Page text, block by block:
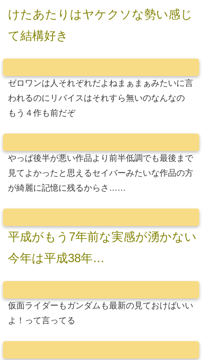
けたあたりはヤケクソな勢い感じ
て結構好き
ゼロワンは人それぞれだよねまぁまぁみたいに言
われるのにリバイスはそれすら無いのなんなの
もう４作も前だぞ
やっぱ後半が悪い作品より前半低調でも最後まで
見てよかったと思えるセイバーみたいな作品の方
が綺麗に記憶に残るからさ……
平成がもう7年前な実感が湧かない
今年は平成38年…
仮面ライダーもガンダムも最新の見ておけばいい
よ！って言ってる